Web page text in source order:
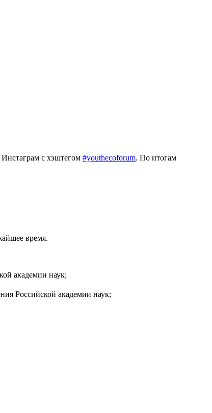
с хэштегом #youthecoforum. По итогам
время.
академии наук;
Российской академии наук;